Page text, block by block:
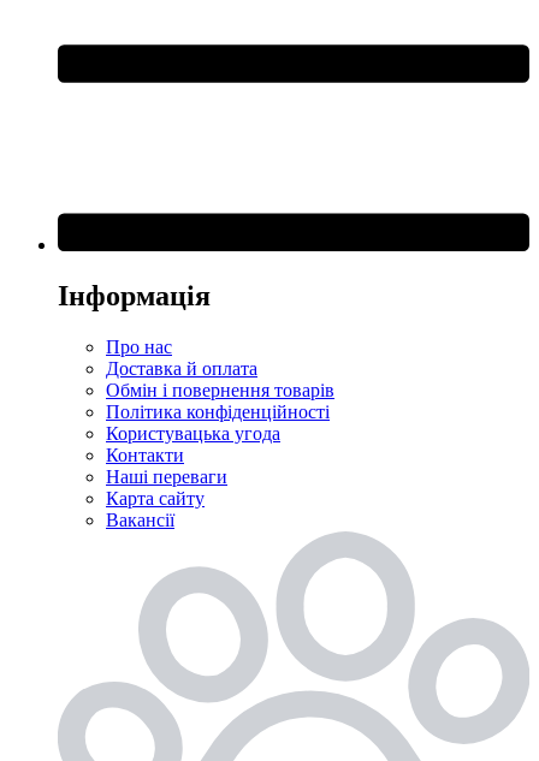
Інформація
Про нас
Доставка й оплата
Обмін і повернення товарів
Політика конфіденційності
Користувацька угода
Контакти
Наші переваги
Карта сайту
Вакансії